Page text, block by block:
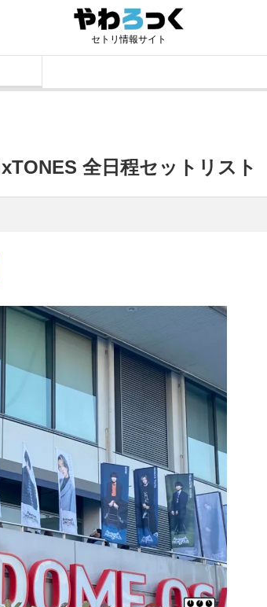
セトリ情報サイト
全日程セットリスト